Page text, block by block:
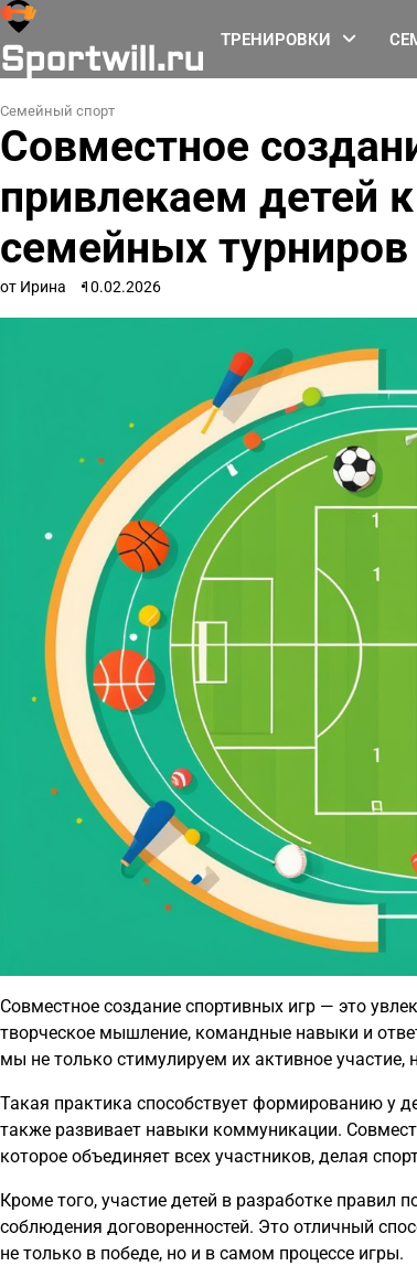
Перейти
содержимому
Sportwill.ru ТРЕНИРОВКИ
Семейный спорт
Совместное
привлекаем детей
семейных турниров
от Ирина 10.02.2026
Совместное создание спортивных игр — это
творческое мышление, командные навыки и
мы не только стимулируем их активное
Такая практика способствует формированию у
также развивает навыки коммуникации.
которое объединяет всех участников, делая
Кроме того, участие детей в разработке
соблюдения договоренностей. Это отличный
не только в победе, но и в самом процессе игры.